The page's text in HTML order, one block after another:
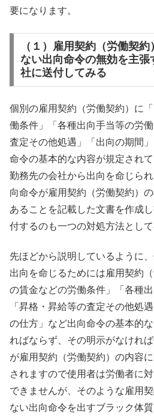
要になります。
（１）雇用契約（労働契
ない出向命令の無効を主張
社に送付してみる
個別の雇用契約（労働契約）に
働条件」「各種出向手当等の労
査定その他処遇」「出向の期間
命令の基本的な内容が規定され
勤務先の会社から出向を命じら
向命令が雇用契約（労働契約）
あることを記載した文書を作成
付するのも一つの対処方法として
先ほどから説明しているように
出向を命じるためには雇用契約
の賃金などの労働条件」「各種
「昇格・昇給等の査定その他処
の仕方」など出向命令の基本的
ればならず、その明示がなけれ
が雇用契約（労働契約）の内容
されますので使用者は労働者に
できませんが、そのような雇用
ない出向命令を出すブラック体